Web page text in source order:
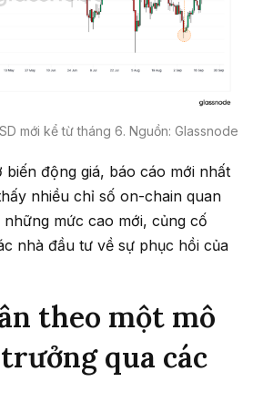
mới kể từ tháng 6. Nguồn: Glassnode
biến động giá, báo cáo mới nhất
nhiều chỉ số on-chain quan
mức cao mới, củng cố
nhà đầu tư về sự phục hồi của
theo một mô
qua các